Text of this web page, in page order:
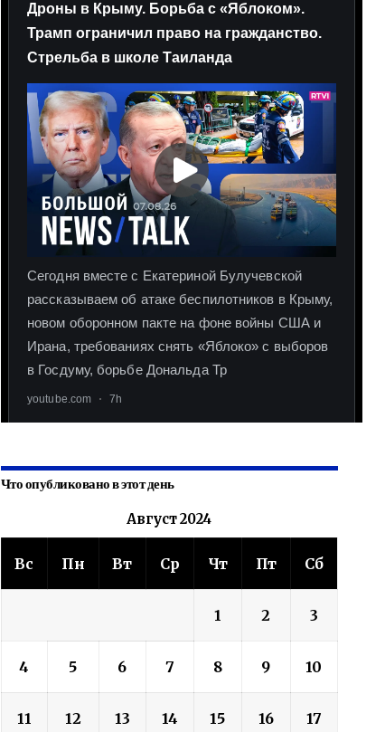
Что опубликовано в этот день
Август 2024
Вс Пн Вт Ср Чт Пт Сб
1 2 3
4 5 6 7 8 9 10
11 12 13 14 15 16 17